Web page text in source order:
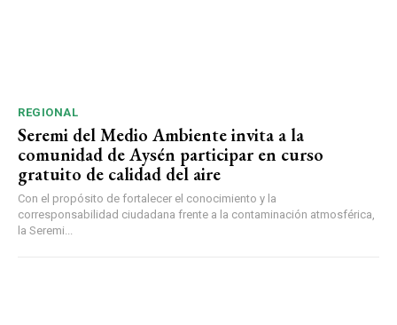
REGIONAL
Seremi del Medio Ambiente invita a la
comunidad de Aysén participar en curso
gratuito de calidad del aire
Con el propósito de fortalecer el conocimiento y la
corresponsabilidad ciudadana frente a la contaminación atmosférica,
la Seremi...